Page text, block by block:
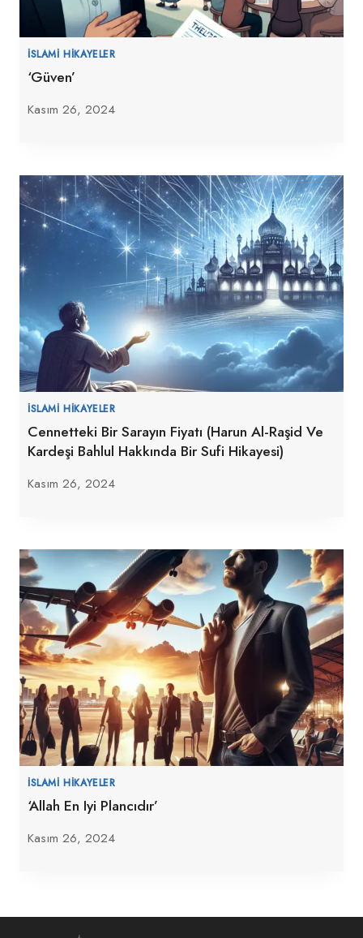
İSLAMI HIKAYELER
‘Güven’
Kasım 26, 2024
İSLAMI HIKAYELER
Cennetteki Bir Sarayın Fiyatı (Harun Al-Raşid Ve
Kardeşi Bahlul Hakkında Bir Sufi Hikayesi)
Kasım 26, 2024
İSLAMI HIKAYELER
‘Allah En Iyi Plancıdır’
Kasım 26, 2024